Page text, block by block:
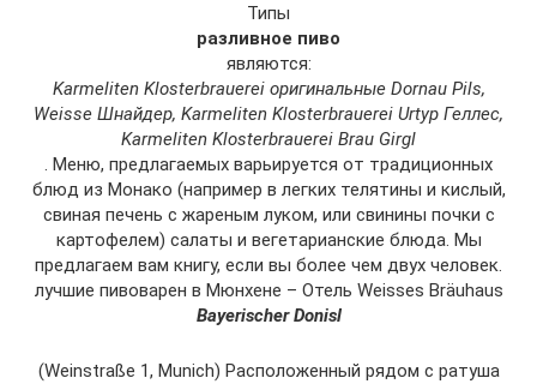
Типы
разливное пиво
являются:
Karmeliten Klosterbrauerei оригинальные Dornau Pils,
Weisse Шнайдер, Karmeliten Klosterbrauerei Urtyp Геллес,
Karmeliten Klosterbrauerei Brau Girgl
. Меню, предлагаемых варьируется от традиционных
блюд из Монако (например в легких телятины и кислый,
свиная печень с жареным луком, или свинины почки с
картофелем) салаты и вегетарианские блюда. Мы
предлагаем вам книгу, если вы более чем двух человек.
лучшие пивоварен в Мюнхене – Отель Weisses Bräuhaus
Bayerischer Donisl
(Weinstraße 1, Munich) Расположенный рядом с ратуша